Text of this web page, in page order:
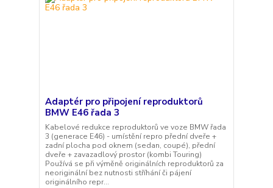
Adaptér pro připojení reproduktorů
BMW E46 řada 3
Kabelové redukce reproduktorů ve voze BMW řada
3 (generace E46) - umístění repro přední dveře +
zadní plocha pod oknem (sedan, coupé), přední
dveře + zavazadlový prostor (kombi Touring)
Používá se při výměně originálních reproduktorů za
neoriginální bez nutnosti stříhání či pájení
originálního repr...